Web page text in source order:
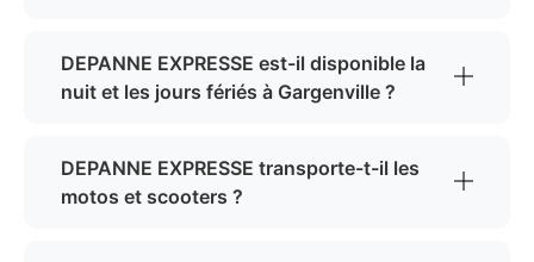
DEPANNE EXPRESSE est-il disponible la
nuit et les jours fériés à Gargenville ?
DEPANNE EXPRESSE transporte-t-il les
motos et scooters ?